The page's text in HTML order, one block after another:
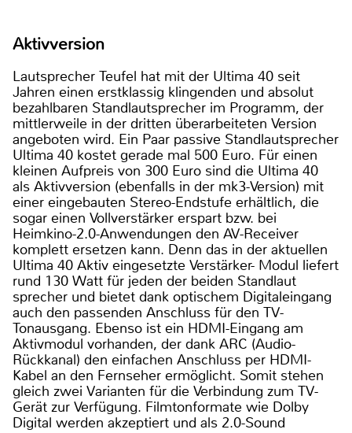
Aktivversion
Lautsprecher Teufel hat mit der Ultima 40 seit
Jahren einen erstklassig klingenden und absolut
bezahlbaren Standlautsprecher im Programm, der
mittlerweile in der dritten überarbeiteten Version
angeboten wird. Ein Paar passive Standlautsprecher
Ultima 40 kostet gerade mal 500 Euro. Für einen
kleinen Aufpreis von 300 Euro sind die Ultima 40
als Aktivversion (ebenfalls in der mk3-Version) mit
einer eingebauten Stereo-Endstufe erhältlich, die
sogar einen Vollverstärker erspart bzw. bei
Heimkino-2.0-Anwendungen den AV-Receiver
komplett ersetzen kann. Denn das in der aktuellen
Ultima 40 Aktiv eingesetzte Verstärker- Modul liefert
rund 130 Watt für jeden der beiden Standlaut
sprecher und bietet dank optischem Digitaleingang
auch den passenden Anschluss für den TV-
Tonausgang. Ebenso ist ein HDMI-Eingang am
Aktivmodul vorhanden, der dank ARC (Audio-
Rückkanal) den einfachen Anschluss per HDMI-
Kabel an den Fernseher ermöglicht. Somit stehen
gleich zwei Varianten für die Verbindung zum TV-
Gerät zur Verfügung. Filmtonformate wie Dolby
Digital werden akzeptiert und als 2.0-Sound